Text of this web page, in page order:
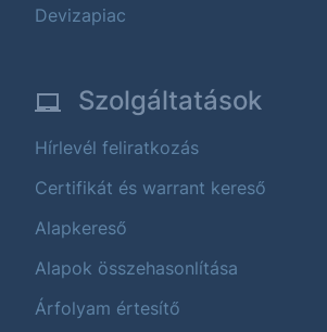
Devizapiac
Szolgáltatások
Hírlevél feliratkozás
Certifikát és warrant kereső
Alapkereső
Alapok összehasonlítása
Árfolyam értesítő